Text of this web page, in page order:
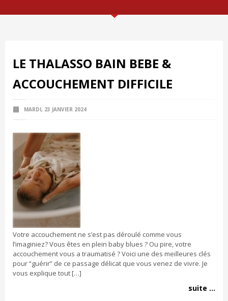
LE THALASSO BAIN BEBE &
ACCOUCHEMENT DIFFICILE
MARDI, 23 JANVIER 2024
Votre accouchement ne s’est pas déroulé comme vous
l’imaginiez? Vous êtes en plein baby blues ? Ou pire, votre
accouchement vous a traumatisé ? Voici une des meilleures clés
pour “guérir” de ce passage délicat que vous venez de vivre. Je
vous explique tout […]
suite ...